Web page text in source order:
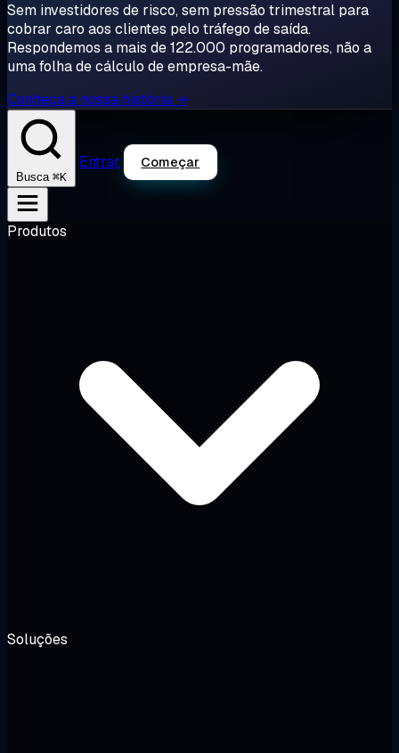
Sem investidores de risco, sem pressão trimestral para
cobrar caro aos clientes pelo tráfego de saída.
Respondemos a mais de 122.000 programadores, não a
uma folha de cálculo de empresa-mãe.
Conheça a nossa história →
Busca ⌘K
Entrar Começar
Produtos
Soluções